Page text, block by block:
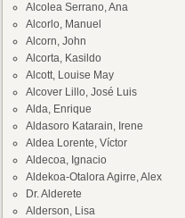
Alcolea Serrano, Ana
Alcorlo, Manuel
Alcorn, John
Alcorta, Kasildo
Alcott, Louise May
Alcover Lillo, José Luis
Alda, Enrique
Aldasoro Katarain, Irene
Aldea Lorente, Víctor
Aldecoa, Ignacio
Aldekoa-Otalora Agirre, Alex
Dr. Alderete
Alderson, Lisa